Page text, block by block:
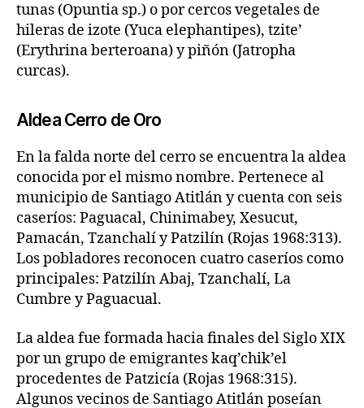
tunas (Opuntia sp.) o por cercos vegetales de
hileras de izote (Yuca elephantipes), tzite’
(Erythrina berteroana) y piñón (Jatropha
curcas).
Aldea Cerro de Oro
En la falda norte del cerro se encuentra la aldea
conocida por el mismo nombre. Pertenece al
municipio de Santiago Atitlán y cuenta con seis
caseríos: Paguacal, Chinimabey, Xesucut,
Pamacán, Tzanchalí y Patzilín (Rojas 1968:313).
Los pobladores reconocen cuatro caseríos como
principales: Patzilín Abaj, Tzanchalí, La
Cumbre y Paguacual.
La aldea fue formada hacia finales del Siglo XIX
por un grupo de emigrantes kaq’chik’el
procedentes de Patzicía (Rojas 1968:315).
Algunos vecinos de Santiago Atitlán poseían